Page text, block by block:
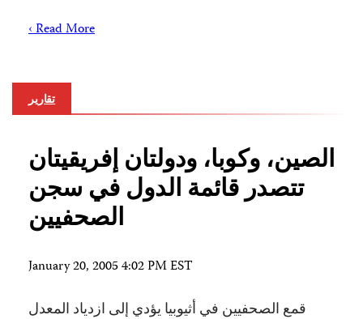
Read More ›
تقارير
الصين، وكوبا، ودولتان إفريقيتان
تتصدر قائمة الدول في سجن
الصحفيين
January 20, 2005 4:02 PM EST
قمع الصحفيين في أثيوبيا يؤدي إلى ازدياد المعدل